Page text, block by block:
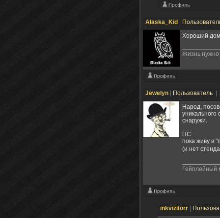
Alaska_Kid
Хороший
Жизнь нужно
Jewelyn Пользователь
Народ,
уникального
снаружи.
ПС
пока живу в
(и нет
Гейплейный
inkvizitorr